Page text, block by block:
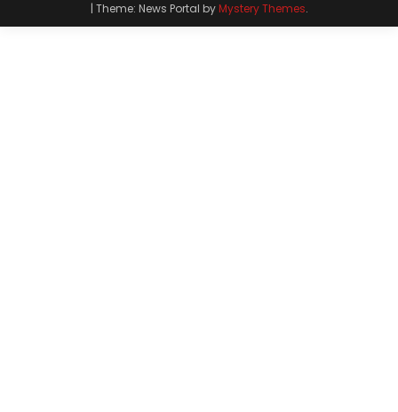
| Theme: News Portal byMystery Themes.